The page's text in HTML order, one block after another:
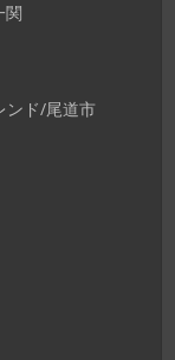
関
ンド/尾道市